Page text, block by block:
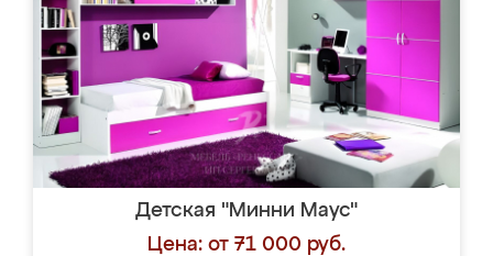
Детская "Минни Маус"
Цена: от 71 000 руб.